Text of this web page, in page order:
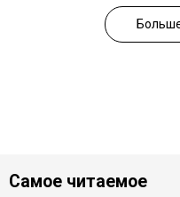
Самое читаемое